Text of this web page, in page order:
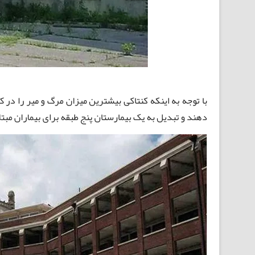
با توجه به اینکه کنتاکی بیشترین میزان مرگ و میر
دهند و تبدیل به یک بیمارستان پنج طبقه برای بیماران